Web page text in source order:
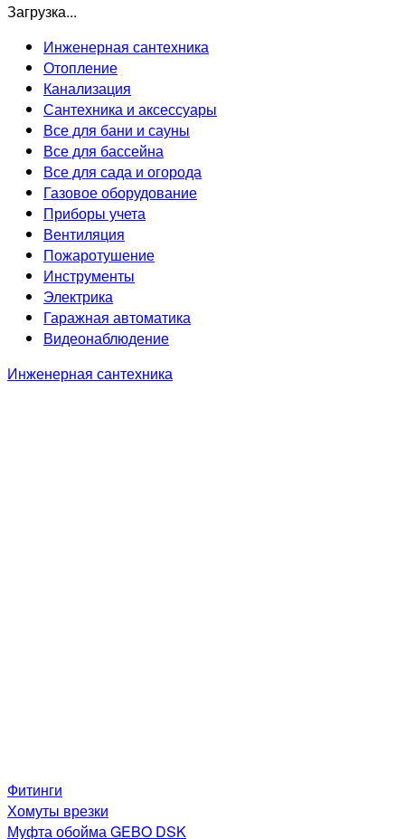
Загрузка...
Инженерная сантехника
Отопление
Канализация
Сантехника и аксессуары
Все для бани и сауны
Все для бассейна
Все для сада и огорода
Газовое оборудование
Приборы учета
Вентиляция
Пожаротушение
Инструменты
Электрика
Гаражная автоматика
Видеонаблюдение
Инженерная сантехника
Фитинги
Хомуты врезки
Муфта обойма GEBO DSK